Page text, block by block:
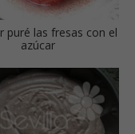
puré las fresas con el
azúcar